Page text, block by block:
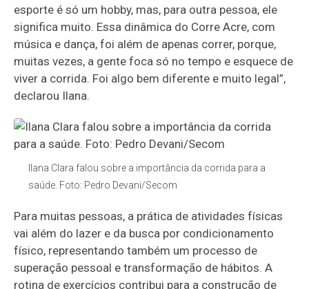
esporte é só um hobby, mas, para outra pessoa, ele
significa muito. Essa dinâmica do Corre Acre, com
música e dança, foi além de apenas correr, porque,
muitas vezes, a gente foca só no tempo e esquece de
viver a corrida. Foi algo bem diferente e muito legal”,
declarou Ilana.
Ilana Clara falou sobre a importância da corrida para a
saúde. Foto: Pedro Devani/Secom
Para muitas pessoas, a prática de atividades físicas
vai além do lazer e da busca por condicionamento
físico, representando também um processo de
superação pessoal e transformação de hábitos. A
rotina de exercícios contribui para a construção de